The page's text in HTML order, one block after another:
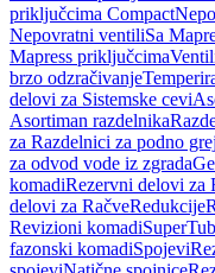
priključcima Compact
Nepovratni ventiliSa
Mapress priključcima
brzo odzračivanje
delovi za Sistemske cevi
Asortiman razdelnika
za Razdelnici za podno
za odvod vode iz zgrada
komadiRezervni delovi za
delovi za RačveRedukcije
Revizioni komadi
fazonski komadiSpojevi